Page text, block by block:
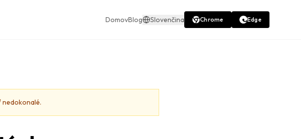
DomovBlog Slovenčina Chrome Edge
nedokonalé.